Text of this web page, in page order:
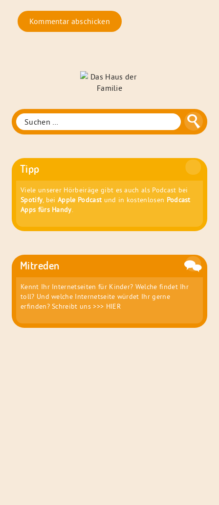
Familie
Suche
Suchen
nach:
Tipp
Viele unserer Hörbeiräge gibt es auch als Podcast bei
Spotify, beiApple Podcast und in kostenlosen Podcast
Apps fürs Handy.
Mitreden
Kennt Ihr Internetseiten für Kinder? Welche findet Ihr
toll? Und welche Internetseite würdet Ihr gerne
erfinden? Schreibt uns>>> HIER